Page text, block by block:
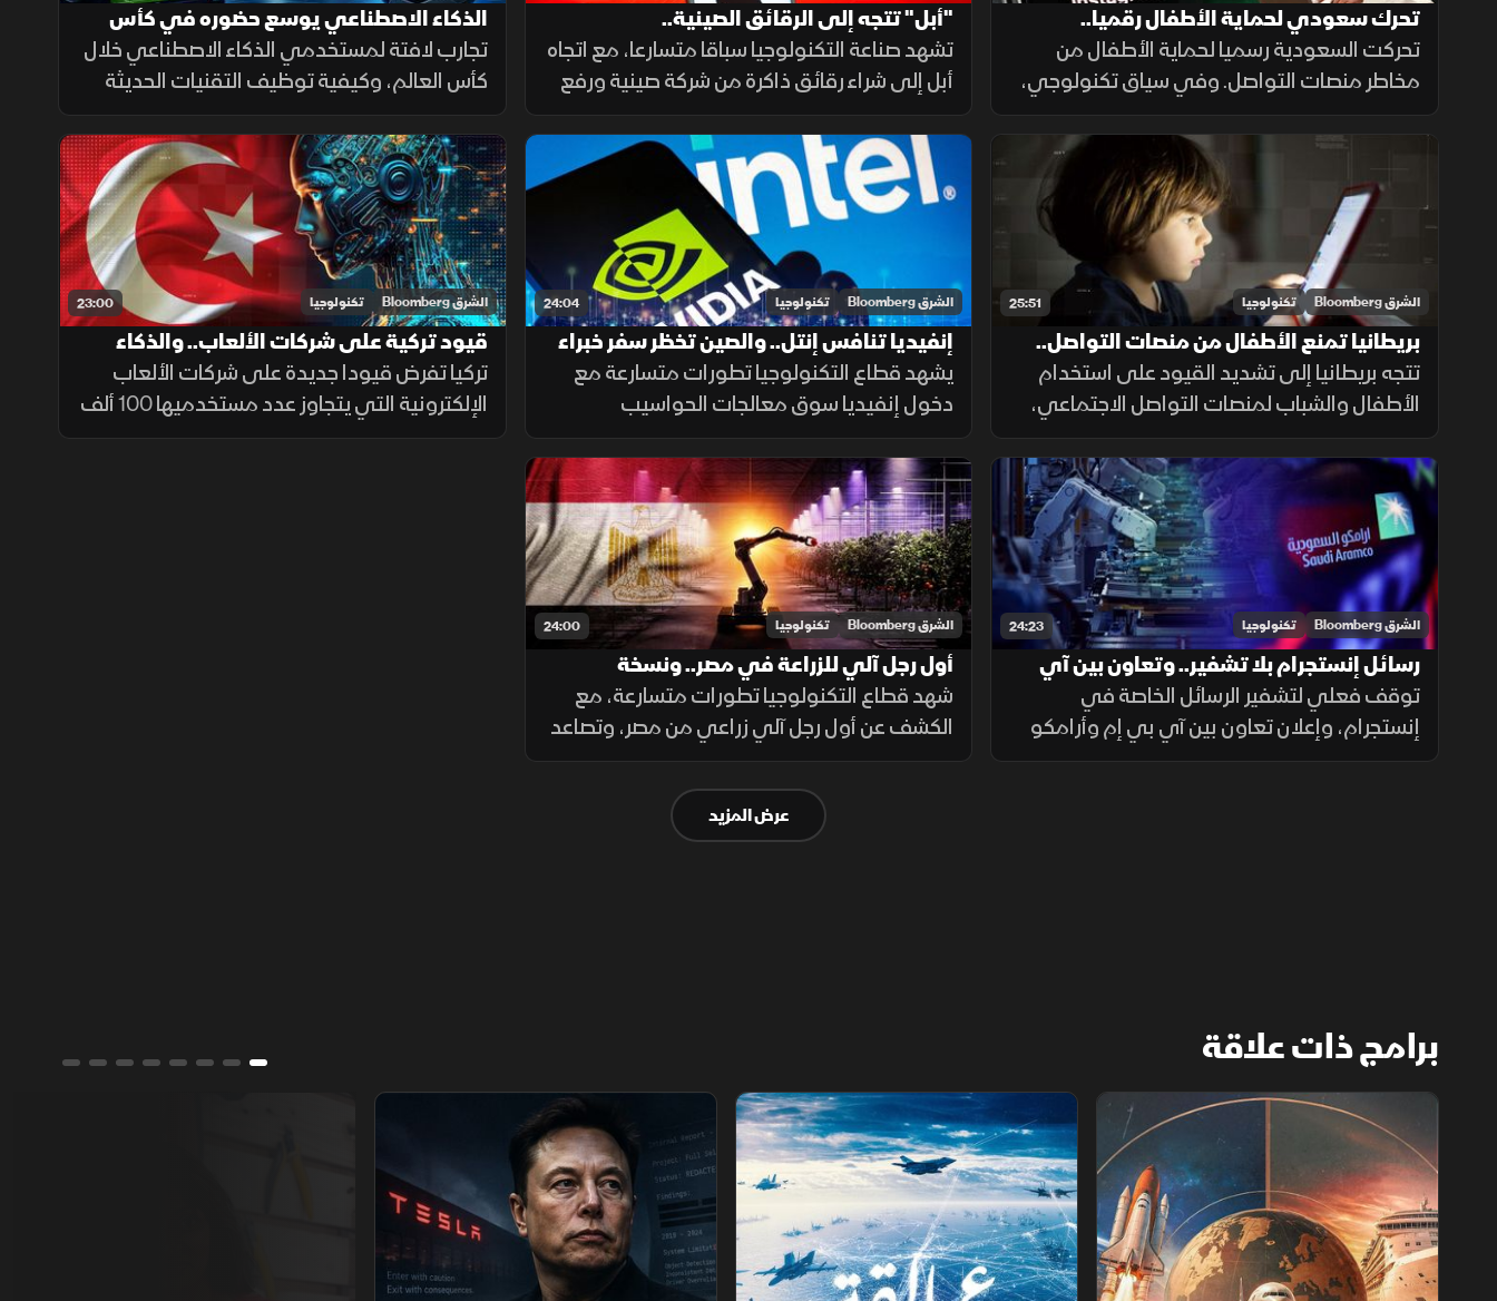
تحرك سعودي لحماية الأطفال رقميا..
وإنستجرام يغزو شاشات التلفزة
تحركت السعودية رسميا لحماية الأطفال من
مخاطر منصات التواصل. وفي سياق تكنولوجي،
أعلنت إنستجرام ربط تطبيقها بالتلفاز، بينما دخل
الرجال الآليون بقوة للمساعدة في العمليات
الطبية والجراحية.
"أبل" تتجه إلى الرقائق الصينية..
و"سامسونج" تستعد لكشف جديد
تشهد صناعة التكنولوجيا سباقا متسارعا، مع اتجاه
أبل إلى شراء رقائق ذاكرة من شركة صينية ورفع
أسعار أجهزتها، بالتزامن مع ترقب مؤتمر
سامسونج، وإعلان OpenAI تطوير أول معالج
خاص بالذكاء الاصطناعي.
الذكاء الاصطناعي يوسع حضوره في كأس
العالم.. وسبيس إكس تعزز حضورها التقني
تجارب لافتة لمستخدمي الذكاء الاصطناعي خلال
كأس العالم، وكيفية توظيف التقنيات الحديثة
في متابعة البطولة. كما تتناول استحواذ سبيس
إكس على شركة متخصصة في الذكاء الاصطناعي
في صفقة تتجاوز 60 مليار دولار.
25:51 الشرق Bloomberg تكنولوجيا
بريطانيا تمنع الأطفال من منصات التواصل..
وأبل تتوجه للذكاء الاصطناعي
تتجه بريطانيا إلى تشديد القيود على استخدام
الأطفال والشباب لمنصات التواصل الاجتماعي،
فيما كشفت أبل عن ملامح استراتيجيتها الجديدة
في الذكاء الاصطناعي خلال مؤتمر المطورين
24:04 الشرق Bloomberg تكنولوجيا
إنفيديا تنافس إنتل.. والصين تخظر سفر خبراء
الذكاء الاصطناعي
يشهد قطاع التكنولوجيا تطورات متسارعة مع
دخول إنفيديا سوق معالجات الحواسيب
لمنافسة إنتل، وتشديد الصين قيود سفر خبراء
الذكاء الاصطناعي، فيما توسع أبل خدماتها لذوي
الاحتياجات الخاصة
23:00 الشرق Bloomberg تكنولوجيا
قيود تركية على شركات الألعاب.. والذكاء
الاصطناعي يحقق تقدما طبيا
تركيا تفرض قيودا جديدة على شركات الألعاب
الإلكترونية التي يتجاوز عدد مستخدميها 100 ألف
مستخدم، فيما يواصل الذكاء الاصطناعي تحقيق
24:23 الشرق Bloomberg تكنولوجيا
رسائل إنستجرام بلا تشفير.. وتعاون بين آي
بي إم وأرامكو لتعزيز الصناعة
توقف فعلي لتشفير الرسائل الخاصة في
إنستجرام، وإعلان تعاون بين آي بي إم وأرامكو
لدعم التحول الصناعي في السعودية، وتوقعات
24:00 الشرق Bloomberg تكنولوجيا
أول رجل آلي للزراعة في مصر.. ونسخة
مدفوعة من واتساب
شهد قطاع التكنولوجيا تطورات متسارعة، مع
الكشف عن أول رجل آلي زراعي من مصر، وتصاعد
الضغوط الأوروبية على هواوي وZTE، فيما
أعلنت هواوي ساعات ذكية جديدة، وكشف
واتساب عن نسخة مدفوعة بميزات إضافية.
عرض المزيد
برامج ذات علاقة
روائع العالم.. وسائل النقل عمالقة الدفاع إيلون ماسك.. تجربة تيسلا